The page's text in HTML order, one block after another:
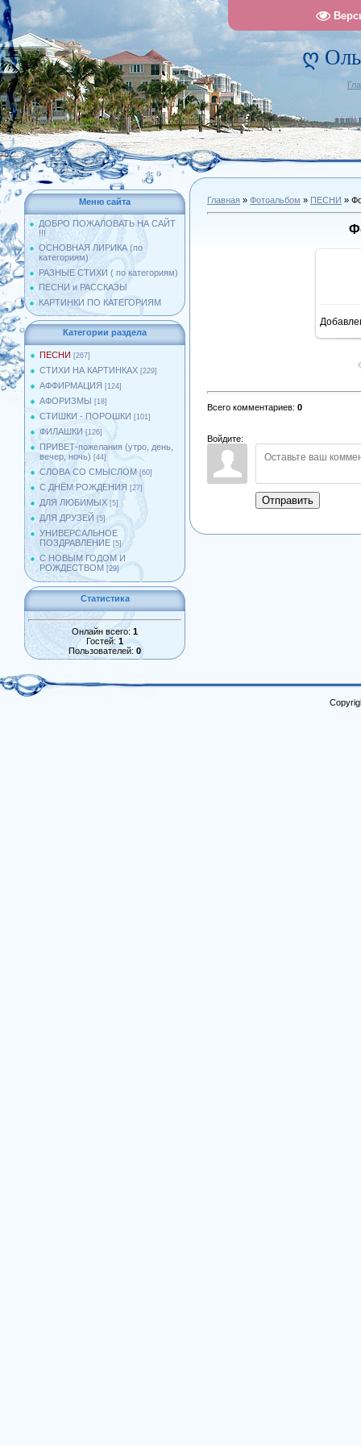
ღ
Меню сайта
ДОБРО ПОЖАЛОВАТЬ НА САЙТ
!!!
ОСНОВНАЯ ЛИРИКА (по
категориям)
РАЗНЫЕ СТИХИ ( по категориям)
ПЕСНИ и РАССКАЗЫ
КАРТИНКИ ПО КАТЕГОРИЯМ
Категории раздела
ПЕСНИ [267]
СТИХИ НА КАРТИНКАХ [229]
АФФИРМАЦИЯ [124]
АФОРИЗМЫ [18]
СТИШКИ - ПОРОШКИ [101]
ФИЛАШКИ [126]
ПРИВЕТ-пожелания (утро, день,
вечер, ночь) [44]
СЛОВА СО СМЫСЛОМ [60]
С ДНЁМ РОЖДЕНИЯ [27]
ДЛЯ ЛЮБИМЫХ [5]
ДЛЯ ДРУЗЕЙ [5]
УНИВЕРСАЛЬНОЕ
ПОЗДРАВЛЕНИЕ [5]
С НОВЫМ ГОДОМ И
РОЖДЕСТВОМ [29]
Статистика
Онлайн всего: 1
Гостей: 1
Пользователей: 0
Главная » Фотоальбом » ПЕСНИ »
Всего комментариев: 0
Войдите:
Отправить